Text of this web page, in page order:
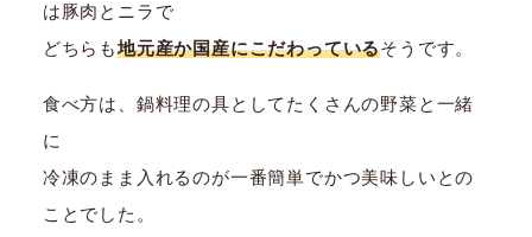
は豚肉とニラで
どちらも地元産か国産にこだわっているそうです。
食べ方は、鍋料理の具としてたくさんの野菜と一緒
に
冷凍のまま入れるのが一番簡単でかつ美味しいとの
ことでした。